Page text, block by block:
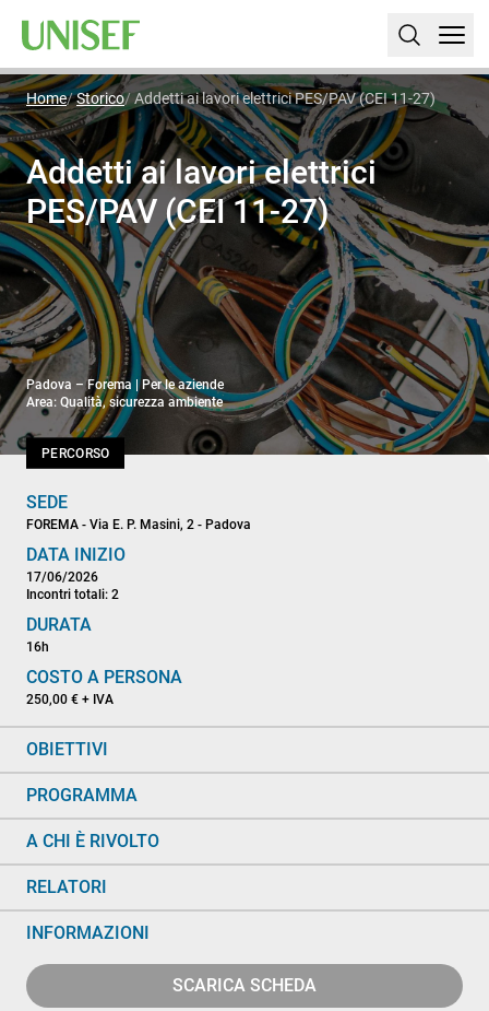
Home Storico Addetti ai lavori elettrici PES/PAV (CEI 11-27)
Addetti ai lavori elettrici
PES/PAV (CEI 11-27)
Padova – Forema | Per le aziende
Area: Qualità, sicurezza ambiente
PERCORSO
SEDE
FOREMA - Via E. P. Masini, 2 - Padova
DATA INIZIO
17/06/2026
Incontri totali: 2
DURATA
16h
COSTO A PERSONA
250,00 € + IVA
OBIETTIVI
PROGRAMMA
A CHI È RIVOLTO
RELATORI
INFORMAZIONI
SCARICA SCHEDA